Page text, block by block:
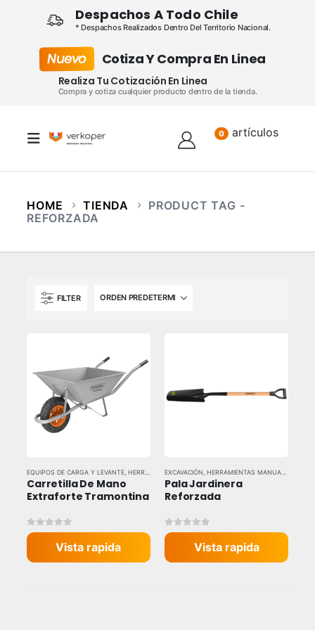
Despachos A Todo Chile
* Despachos Realizados Dentro Del Territorio Nacional.
Nuevo Cotiza Y Compra En Linea
Realiza Tu Cotización En Linea
Compra y cotiza cualquier producto dentro de la tienda.
0 artículos
HOME TIENDA
PRODUCT TAG -
REFORZADA
FILTER
EQUIPOS DE CARGA Y LEVANTE, HERRAMIENTAS MANUALES ,HERRAMIENTAS Y EQUIPOS
Carretilla De Mano
Extraforte Tramontina
0out of 5
Vista rapida
EXCAVACIÓN HERRAMIENTAS MANUALES
Pala Jardinera
Reforzada
0out of 5
Vista rapida